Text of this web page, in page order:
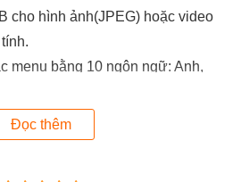
cho hình ảnh(JPEG) hoặc video
menu bằng 10 ngôn ngữ: Anh,
phân giải cao.
đối tượng xem.
Đọc thêm